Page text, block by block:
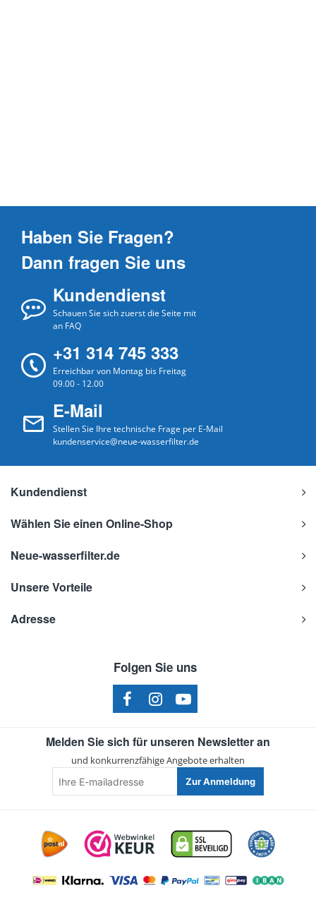
Haben Sie Fragen?
Dann fragen Sie uns
Kundendienst
Schauen Sie sich zuerst die Seite mit
an FAQ
+31 314 745 333
Erreichbar von Montag bis Freitag
09.00 - 12.00
E-Mail
Stellen Sie Ihre technische Frage per E-Mail
kundenservice@neue-wasserfilter.de
Kundendienst
Wählen Sie einen Online-Shop
Neue-wasserfilter.de
Unsere Vorteile
Adresse
Folgen Sie uns
Melden Sie sich für unseren Newsletter an
und konkurrenzfähige Angebote erhalten
E-
mailadresse
Zur Anmeldung